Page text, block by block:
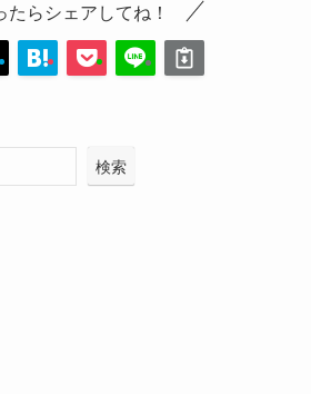
たらシェアしてね！
検索